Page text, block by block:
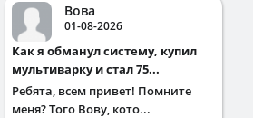
Вова
01-08-2026
Как я обманул систему, купил
мультиварку и стал 75...
Ребята, всем привет! Помните
меня? Того Вову, кото...